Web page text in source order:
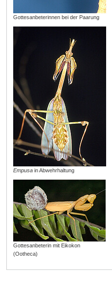
Gottesanbeterinnen bei der Paarung
Empusain Abwehrhaltung
Gottesanbeterin mit Eikokon
(Ootheca)